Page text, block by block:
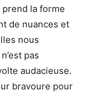
la forme
de nuances et
nous
pas
audacieuse.
bravoure pour